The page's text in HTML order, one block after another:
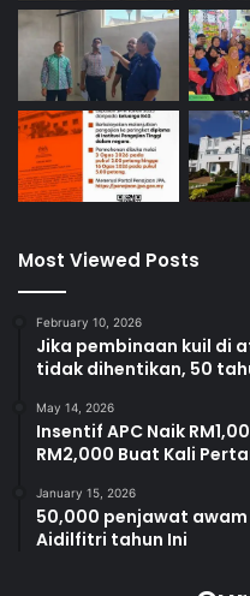
Most Viewed Posts
February 10, 2026
Jika pembinaan kuil di
tidak dihentikan, 50
May 14, 2026
Insentif APC Naik
RM2,000 Buat Kali
January 15, 2026
50,000 penjawat awam
Aidilfitri tahun Ini